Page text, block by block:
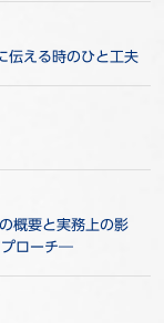
伝える時のひと工夫
概要と実務上の影
ローチ―